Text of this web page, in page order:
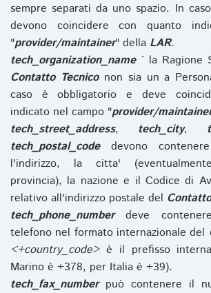
sempre separati da uno spazio. In
devono coincidere con quanto
"provider/maintainer" della LAR.
tech_organization_name` la Ragione
Contatto Tecniconon sia un a
caso è obbligatorio e deve
indicato nel campo "provider/
tech_street_address, tech_city,
tech_postal_codedevono contenere
l'indirizzo, la citta'
provincia), la nazione e il Codice di
relativo all'indirizzo postale del
tech_phone_numberdeve
telefono nel formato internazionale del
<+country_code>è il prefisso
Marino è +378, per Italia è +39).
tech_fax_numberpuò contenere il